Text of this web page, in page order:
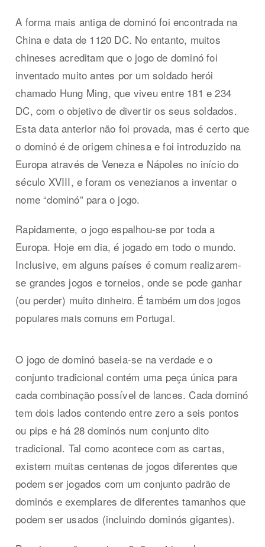
A forma mais antiga de dominó foi encontrada na
China e data de 1120 DC. No entanto, muitos
chineses acreditam que o jogo de dominó foi
inventado muito antes por um soldado herói
chamado Hung Ming, que viveu entre 181 e 234
DC, com o objetivo de divertir os seus soldados.
Esta data anterior não foi provada, mas é certo que
o dominó é de origem chinesa e foi introduzido na
Europa através de Veneza e Nápoles no início do
século XVIII, e foram os venezianos a inventar o
nome “dominó” para o jogo.
Rapidamente, o jogo espalhou-se por toda a
Europa. Hoje em dia, é jogado em todo o mundo.
Inclusive, em alguns países é comum realizarem-
se grandes jogos e torneios, onde se pode ganhar
(ou perder) muito dinheiro. É também um dos jogos
populares mais comuns em Portugal.
O jogo de dominó baseia-se na verdade e o
conjunto tradicional contém uma peça única para
cada combinação possível de lances. Cada dominó
tem dois lados contendo entre zero a seis pontos
ou pips e há 28 dominós num conjunto dito
tradicional. Tal como acontece com as cartas,
existem muitas centenas de jogos diferentes que
podem ser jogados com um conjunto padrão de
dominós e exemplares de diferentes tamanhos que
podem ser usados (incluindo dominós gigantes).